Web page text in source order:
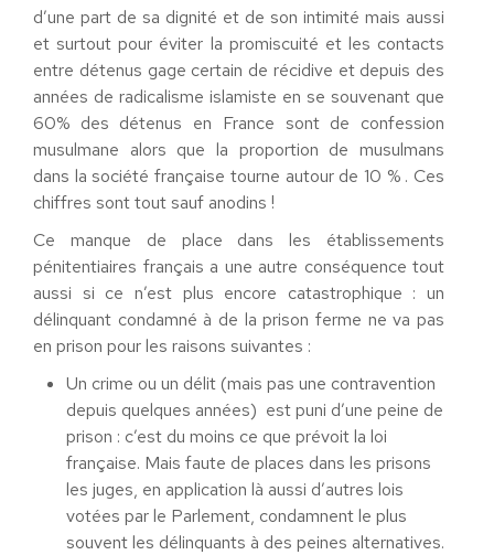
d’une part de sa dignité et de son intimité mais aussi
et surtout pour éviter la promiscuité et les contacts
entre détenus gage certain de récidive et depuis des
années de radicalisme islamiste en se souvenant que
60% des détenus en France sont de confession
musulmane alors que la proportion de musulmans
dans la société française tourne autour de 10 % . Ces
chiffres sont tout sauf anodins !
Ce manque de place dans les établissements
pénitentiaires français a une autre conséquence tout
aussi si ce n’est plus encore catastrophique : un
délinquant condamné à de la prison ferme ne va pas
en prison pour les raisons suivantes :
Un crime ou un délit (mais pas une contravention
depuis quelques années) est puni d’une peine de
prison : c’est du moins ce que prévoit la loi
française. Mais faute de places dans les prisons
les juges, en application là aussi d’autres lois
votées par le Parlement, condamnent le plus
souvent les délinquants à des peines alternatives.